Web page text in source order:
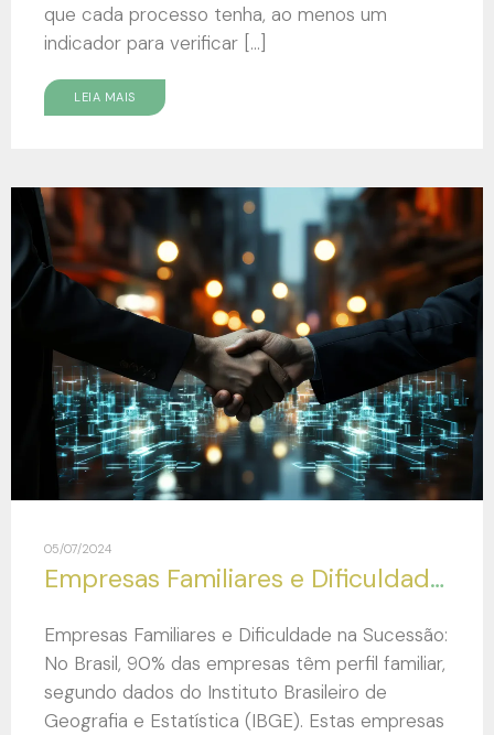
que cada processo tenha, ao menos um
indicador para verificar […]
LEIA MAIS
05/07/2024
Empresas Familiares e Dificuldade na Sucessão:
Empresas Familiares e Dificuldade na Sucessão:
No Brasil, 90% das empresas têm perfil familiar,
segundo dados do Instituto Brasileiro de
Geografia e Estatística (IBGE). Estas empresas